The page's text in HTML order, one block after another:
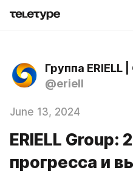
Группа
@eriell
June 13, 2024
ERIELL Group:
прогресса и